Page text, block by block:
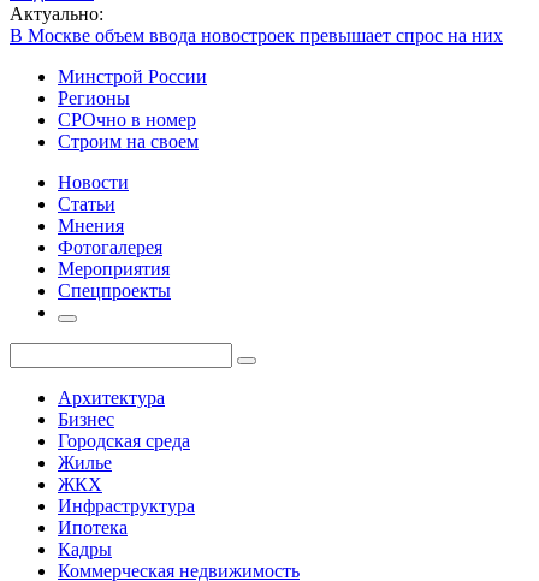
Актуально:
В Москве объем ввода новостроек превышает спрос на них
Минстрой России
Регионы
СРОчно в номер
Строим на своем
Новости
Статьи
Мнения
Фотогалерея
Мероприятия
Спецпроекты
Архитектура
Бизнес
Городская среда
Жилье
ЖКХ
Инфраструктура
Ипотека
Кадры
Коммерческая недвижимость